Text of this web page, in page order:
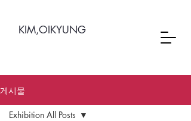
KIM,OIKYUNG
게시물
Exhibition All Posts